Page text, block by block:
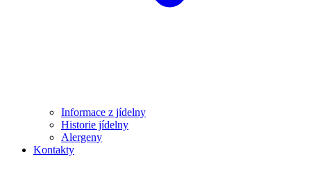
Informace z jídelny
Historie jídelny
Alergeny
Kontakty